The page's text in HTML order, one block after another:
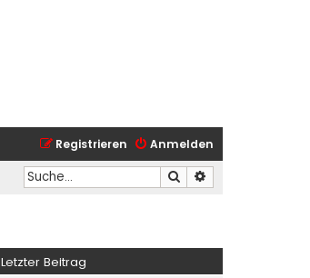
Anmelden
Registrieren
Suche
Letzter Beitrag